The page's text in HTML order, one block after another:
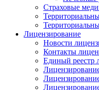
Страховые
Лицензирование
Новости
Контакты
Единый реестр